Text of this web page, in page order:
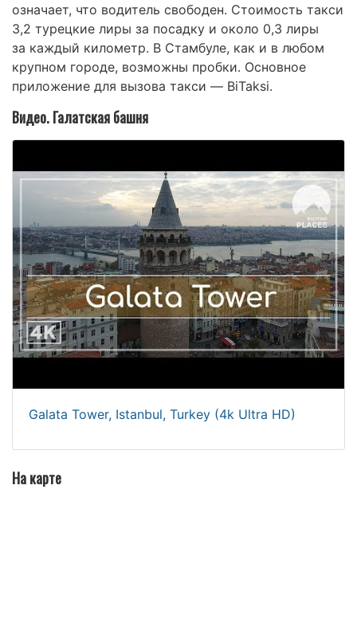
означает, что водитель свободен. Стоимость такси
3,2 турецкие лиры за посадку и около 0,3 лиры
за каждый километр. В Стамбуле, как и в любом
крупном городе, возможны пробки. Основное
приложение для вызова такси — BiTaksi.
Видео. Галатская башня
Galata Tower, Istanbul, Turkey (4k Ultra HD)
На карте